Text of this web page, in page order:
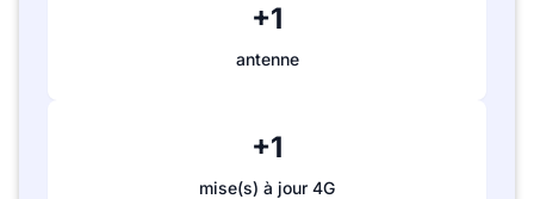
+1
antenne
+1
mise(s) à jour 4G